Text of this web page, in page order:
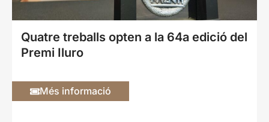
Quatre treballs opten a la 64a edició del
Premi Iluro
Més informació